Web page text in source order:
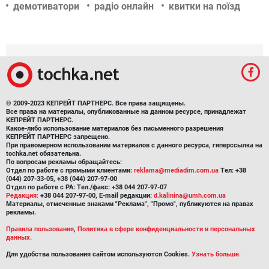
демотиватори радіо онлайн квитки на поїзд
© 2009-2023 КЕПРЕЙТ ПАРТНЕРС. Все права защищены.
Все права на материалы, опубликованные на данном ресурсе, принадлежат
КЕПРЕЙТ ПАРТНЕРС.
Какое-либо использование материалов без письменного разрешения
КЕПРЕЙТ ПАРТНЕРС запрещено.
При правомерном использовании материалов с данного ресурса, гиперссылка на
tochka.net обязательна.
По вопросам рекламы обращайтесь:
Отдел по работе с прямыми клиентами: reklama@mediadim.com.ua Тел: +38
(044) 207-33-05, +38 (044) 207-97-00
Отдел по работе с РА: Тел./факс: +38 044 207-97-07
Редакция: +38 044 207-97-00, E-mail редакции: d.kalinina@umh.com.ua
Материалы, отмеченные знаками "Реклама", "Промо", публикуются на правах
рекламы.
Правила пользования, Политика в сфере конфиденциальности и персональных
данных.
Для удобства пользования сайтом используются Cookies. Узнать больше.